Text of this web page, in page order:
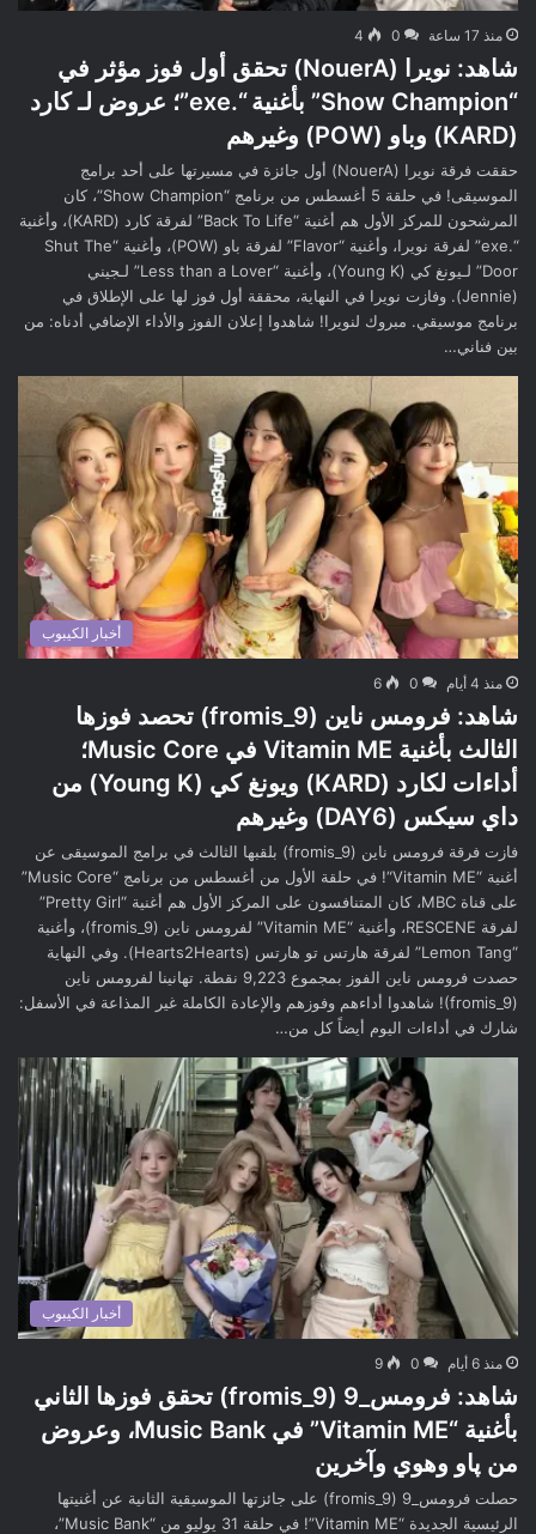
منذ 17 ساعة 0
4
شاهد: نويرا (NouerA) تحقق أول فوز مؤثر في
“Show Champion” بأغنية “.exe”؛ عروض لـ كارد
(KARD) وباو (POW) وغيرهم
حققت فرقة نويرا (NouerA) أول جائزة في مسيرتها على أحد برامج
الموسيقى! في حلقة 5 أغسطس من برنامج “Show Champion”، كان
المرشحون للمركز الأول هم أغنية “Back To Life” لفرقة كارد (KARD)، وأغنية
“.exe” لفرقة نويرا، وأغنية “Flavor” لفرقة باو (POW)، وأغنية “Shut The
Door” لـيونغ كي (Young K)، وأغنية “Less than a Lover” لـجيني
(Jennie). وفازت نويرا في النهاية، محققة أول فوز لها على الإطلاق في
برنامج موسيقي. مبروك لنويرا! شاهدوا إعلان الفوز والأداء الإضافي أدناه: من
بين فناني…
أخبار الكيبوب
منذ 4 أيام 0
6
شاهد: فرومس ناين (fromis_9) تحصد فوزها
الثالث بأغنية Vitamin ME في Music Core؛
أداءات لكارد (KARD) ويونغ كي (Young K) من
داي سيكس (DAY6) وغيرهم
فازت فرقة فرومس ناين (fromis_9) بلقبها الثالث في برامج الموسيقى عن
أغنية “Vitamin ME“! في حلقة الأول من أغسطس من برنامج “Music Core”
على قناة MBC، كان المتنافسون على المركز الأول هم أغنية “Pretty Girl”
لفرقة RESCENE، وأغنية “Vitamin ME” لفرومس ناين (fromis_9)، وأغنية
“Lemon Tang” لفرقة هارتس تو هارتس (Hearts2Hearts). وفي النهاية
حصدت فرومس ناين الفوز بمجموع 9,223 نقطة. تهانينا لفرومس ناين
(fromis_9)! شاهدوا أداءهم وفوزهم والإعادة الكاملة غير المذاعة في الأسفل:
شارك في أداءات اليوم أيضاً كل من…
أخبار الكيبوب
منذ 6 أيام 0
9
شاهد: فرومس_9 (fromis_9) تحقق فوزها الثاني
بأغنية “Vitamin ME” في Music Bank، وعروض
من پاو وهوي وآخرين
حصلت فرومس_9 (fromis_9) على جائزتها الموسيقية الثانية عن أغنيتها
الرئيسية الجديدة “Vitamin ME”! في حلقة 31 يوليو من “Music Bank”،